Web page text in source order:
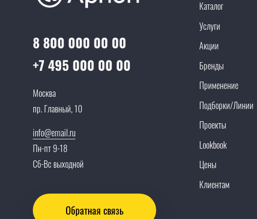
8 800 000 00 00
+7 495 000 00 00
Москва
пр. Главный, 10
info@email.ru
Пн-пт 9-18
Сб-Вс выходной
Обратная связь
Каталог
Услуги
Акции
Бренды
Применение
Подборки/Линии
Проекты
Lookbook
Цены
Клиентам